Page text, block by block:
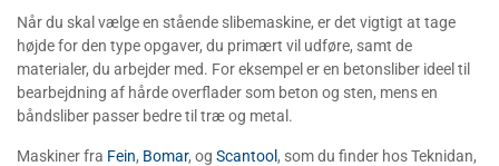
Når du skal vælge en stående slibemaskine, er det vigtigt at tage
højde for den type opgaver, du primært vil udføre, samt de
materialer, du arbejder med. For eksempel er en betonsliber ideel til
bearbejdning af hårde overflader som beton og sten, mens en
båndsliber passer bedre til træ og metal.
Maskiner fra Fein, Bomar, og Scantool , som du finder hos Teknidan,